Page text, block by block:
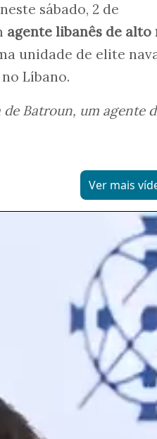
sábado, 2 de
agente libanês de alto
unidade de elite
Líbano.
Batroun, um agente
Ver mais